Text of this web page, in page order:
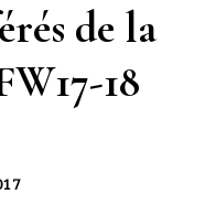
de la
18